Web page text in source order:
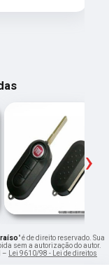
›
" é de direito reservado. Sua
sem a autorização do autor.
–
Lei 9610/98 - Lei de direitos